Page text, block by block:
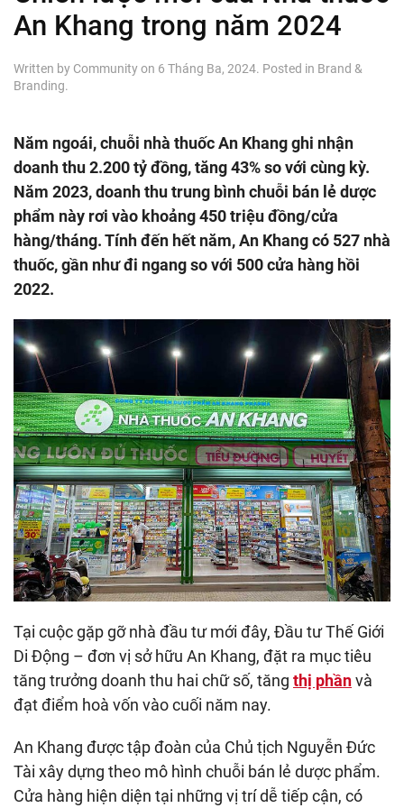
An Khang trong năm 2024
Written by Communityon 6 Tháng Ba, 2024. Posted in Brand &
Branding.
Năm ngoái, chuỗi nhà thuốc An Khang ghi nhận
doanh thu 2.200 tỷ đồng, tăng 43% so với cùng kỳ.
Năm 2023, doanh thu trung bình chuỗi bán lẻ dược
phẩm này rơi vào khoảng 450 triệu đồng/cửa
hàng/tháng. Tính đến hết năm, An Khang có 527 nhà
thuốc, gần như đi ngang so với 500 cửa hàng hồi
2022.
Tại cuộc gặp gỡ nhà đầu tư mới đây, Đầu tư Thế Giới
Di Động – đơn vị sở hữu An Khang, đặt ra mục tiêu
tăng trưởng doanh thu hai chữ số, tăng thị phầnvà
đạt điểm hoà vốn vào cuối năm nay.
An Khang được tập đoàn của Chủ tịch Nguyễn Đức
Tài xây dựng theo mô hình chuỗi bán lẻ dược phẩm.
Cửa hàng hiện diện tại những vị trí dễ tiếp cận, có